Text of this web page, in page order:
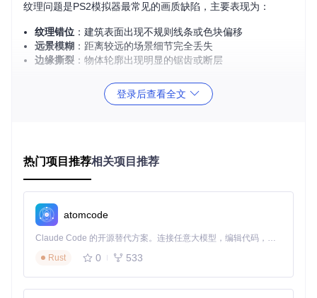
纹理问题是PS2模拟器最常见的画质缺陷，主要表现为：
纹理错位 ：建筑表面出现不规则线条或色块偏移
远景模糊 ：距离较远的场景细节完全丢失
边缘撕裂 ：物体轮廓出现明显的锯齿或断层
这些问题根源在于PS2原始硬件与现代PC图形架构的差异，需
要通过针对性配置来弥补。
为：
开启高分辨率后画面卡顿
启用抗锯齿导致操作延迟
复杂场景下帧率波动超过20%
这种平衡难题需要通过科学配置来解决，而非简单的参数调
错误的基础配置会导致后续画质优化无从谈起，常见陷阱包
登录后查看全文
热门项目推荐相关项目推荐
atomcode
Claude Code 的开源替代方案。连接任意大模型，编辑代码，运行命令，自动验证 — 全自动执行。用 Rust 构建，极致性能。 ｜ An open-source alternative to Claude Code. Connect any LLM, edit code, run commands, and verify changes — autonomously. Built in Rust for speed. Get Started
Rust
0 533